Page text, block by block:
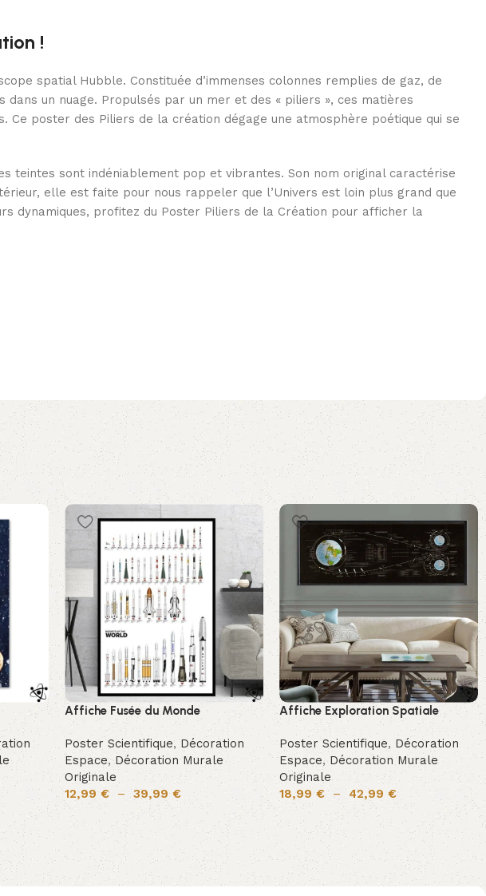
!
spatial Hubble. Constituée d’immenses colonnes remplies de gaz, de
un nuage. Propulsés par un mer et des « piliers », ces matières
poster des Piliers de la création dégage une atmosphère poétique qui se
teintes sont indéniablement pop et vibrantes. Son nom original caractérise
elle est faite pour nous rappeler que l’Univers est loin plus grand que
dynamiques, profitez du Poster Piliers de la Création pour afficher la
Affiche Fusée du Monde
Poster Scientifique,Décoration
Espace,Décoration Murale
Originale
12,99€ – 39,99€
Affiche Exploration Spatiale
Poster Scientifique, Décoration
Espace,Décoration Murale
Originale
18,99€ – 42,99€